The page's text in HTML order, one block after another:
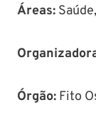
Áreas:
Órgão: Fito